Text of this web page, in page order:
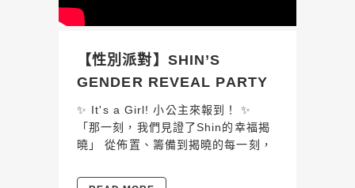
【性別派對】SHIN’S
GENDER REVEAL PARTY
✨ It's a Girl! 小公主來報到！ ✨
「那一刻，我們見證了Shin的幸福揭
曉」 從佈置、籌備到揭曉的每一刻，